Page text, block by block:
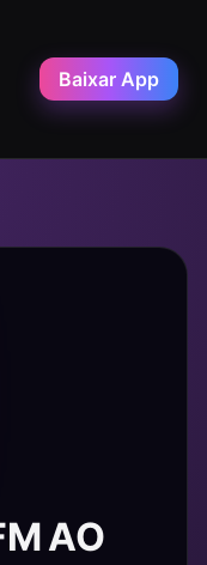
Baixar App
AO